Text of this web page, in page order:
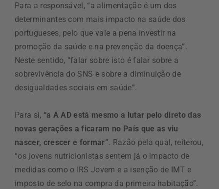
Para a responsável, “a alimentação é um dos
determinantes com mais impacto na saúde dos
portugueses, pelo que vale a pena investir na
promoção da saúde e na prevenção da doença”.
Neste sentido, “falar sobre isto é falar sobre a
sobrevivência do SNS e sobre a diminuição de
desigualdades sociais em saúde”.
Para si, “a A AD está mesmo a lutar pelo direto das
novas gerações a ficaram no País que as viu
nascer, crescer e formar”. Razão pela qual, reiterou,
“os jovens nutricionistas sentem já o impacto de
medidas como o IRS Jovem e a isenção de IMT e
imposto de selo na compra da primeira habitação”.